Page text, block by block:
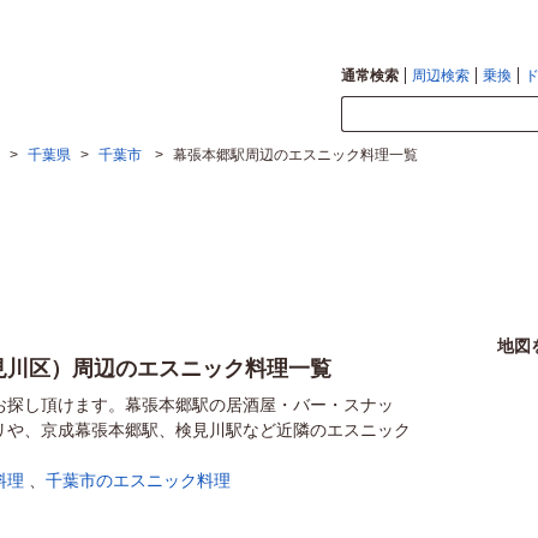
通常検索 周辺検索 乗換
> 千葉県 > 千葉市 > 幕張本郷駅周辺のエスニック料理一覧
区）周辺のエスニック料理一覧
し頂けます。幕張本郷駅の居酒屋・バー・スナッ
、京成幕張本郷駅、検見川駅など近隣のエスニック
理 千葉市のエスニック料理
地図